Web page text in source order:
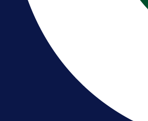
Reprezentativac BiH
postati novo
1 dan 17 h